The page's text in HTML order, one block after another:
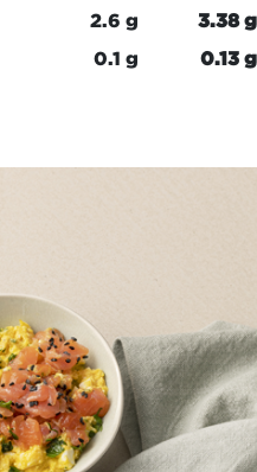
2.6 g
3.38 g
0.1 g 0.13 g